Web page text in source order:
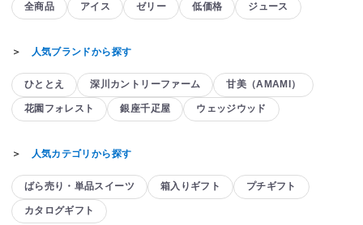
全商品 アイス ゼリー 低価格 ジュース
＞ 人気ブランドから探す
ひととえ 深川カントリーファーム 甘美（AMAMI）
花園フォレスト 銀座千疋屋 ウェッジウッド
＞ 人気カテゴリから探す
ばら売り・単品スイーツ 箱入りギフト プチギフト
カタログギフト